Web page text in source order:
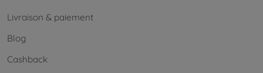
Livraison & paiement
Blog
Cashback